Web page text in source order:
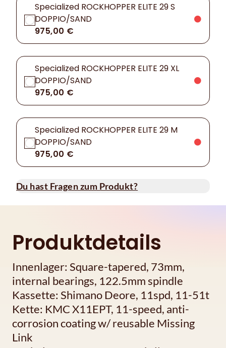
Specialized ROCKHOPPER ELITE 29 S
DOPPIO/SAND
975,00 €
Specialized ROCKHOPPER ELITE 29 XL
DOPPIO/SAND
975,00 €
Specialized ROCKHOPPER ELITE 29 M
DOPPIO/SAND
975,00 €
Du hast Fragen zum Produkt?
Produktdetails
Innenlager: Square-tapered, 73mm,
internal bearings, 122.5mm spindle
Kassette: Shimano Deore, 11spd, 11-51t
Kette: KMC X11EPT, 11-speed, anti-
corrosion coating w/ reusable Missing
Link